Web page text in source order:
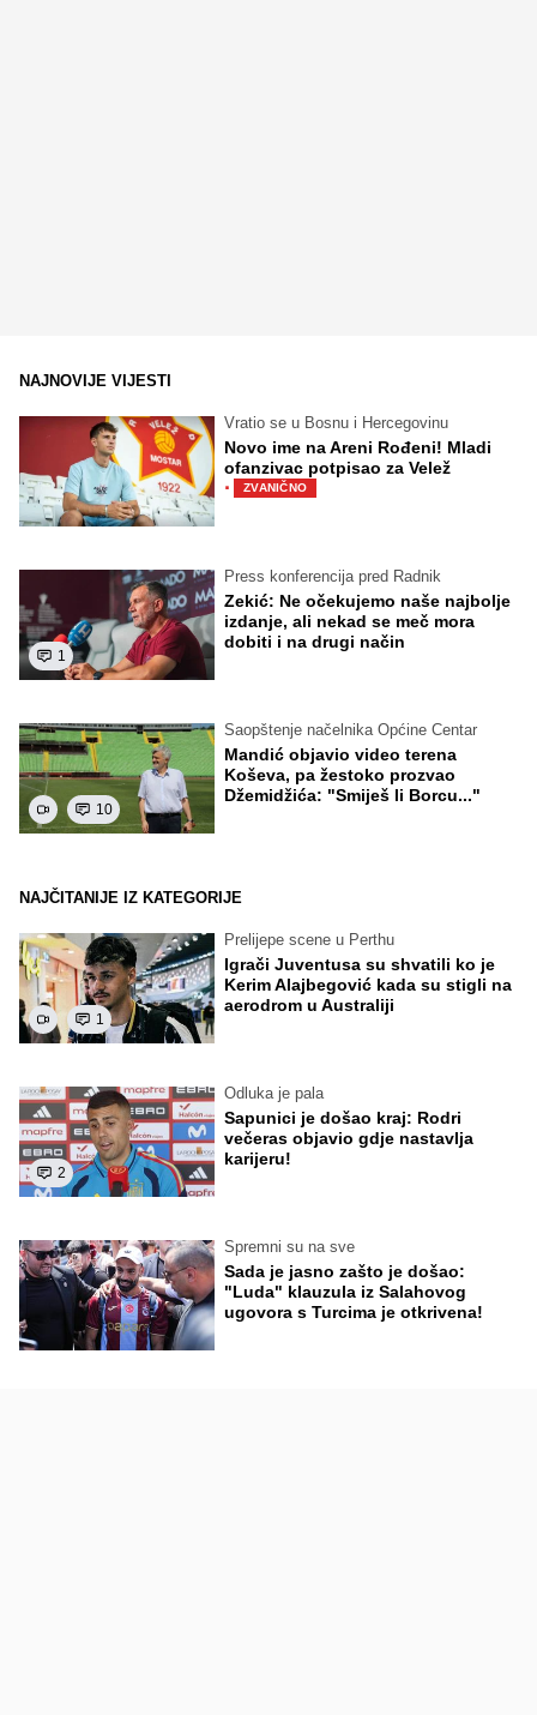
NAJNOVIJE VIJESTI
Vratio se u Bosnu i Hercegovinu
Novo ime na Areni Rođeni! Mladi
ofanzivac potpisao za Velež
· ZVANIČNO
1
Press konferencija pred Radnik
Zekić: Ne očekujemo naše najbolje
izdanje, ali nekad se meč mora
dobiti i na drugi način
10
Saopštenje načelnika Općine Centar
Mandić objavio video terena
Koševa, pa žestoko prozvao
Džemidžića: "Smiješ li Borcu..."
NAJČITANIJE IZ KATEGORIJE
1
Prelijepe scene u Perthu
Igrači Juventusa su shvatili ko je
Kerim Alajbegović kada su stigli na
aerodrom u Australiji
2
Odluka je pala
Sapunici je došao kraj: Rodri
večeras objavio gdje nastavlja
karijeru!
Spremni su na sve
Sada je jasno zašto je došao:
"Luda" klauzula iz Salahovog
ugovora s Turcima je otkrivena!